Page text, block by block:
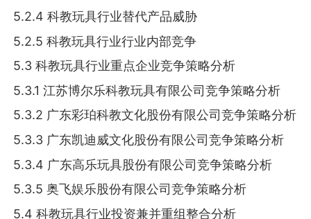
5.2.4 科教玩具行业替代产品威胁
5.2.5 科教玩具行业行业内部竞争
5.3 科教玩具行业重点企业竞争策略分析
5.3.1 江苏博尔乐科教玩具有限公司竞争策略分析
5.3.2 广东彩珀科教文化股份有限公司竞争策略分析
5.3.3 广东凯迪威文化股份有限公司竞争策略分析
5.3.4 广东高乐玩具股份有限公司竞争策略分析
5.3.5 奥飞娱乐股份有限公司竞争策略分析
5.4 科教玩具行业投资兼并重组整合分析